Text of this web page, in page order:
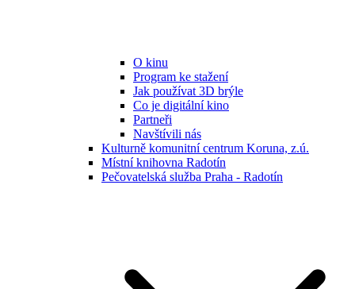
O kinu
Program ke stažení
Jak používat 3D brýle
Co je digitální kino
Partneři
Navštívili nás
Kulturně komunitní centrum Koruna, z.ú.
Místní knihovna Radotín
Pečovatelská služba Praha - Radotín